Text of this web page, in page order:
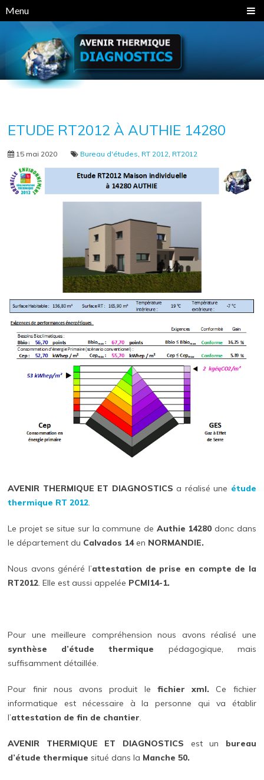
Menu
ETUDE RT2012 À AUTHIE 14280
15 mai 2020 Bureau d'études RT 2012 RT2012
AVENIR THERMIQUE ET DIAGNOSTICS a réalisé une étude
thermique RT 2012.
Le projet se situe sur la commune de Authie 14280donc dans
le département du Calvados 14en NORMANDIE.
Nous avons généré l’attestation de prise en compte de la
RT2012. Elle est aussi appelée PCMI14-1.
Pour une meilleure compréhension nous avons réalisé une
synthèse d’étude thermique pédagogique, mais
suffisamment détaillée.
Pour finir nous avons produit le fichier xml. Ce fichier
informatique est nécessaire à la personne qui va établir
l’attestation de fin de chantier.
AVENIR THERMIQUE ET DIAGNOSTICS est un bureau
d’étude thermique situé dans la Manche 50.
Panneau de gestion des cookies